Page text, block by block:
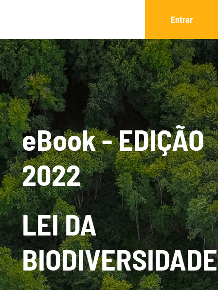
Entrar
eBook - EDIÇÃO
2022
LEI DA
BIODIVERSIDADE